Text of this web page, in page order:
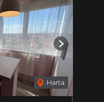
Harta
Next